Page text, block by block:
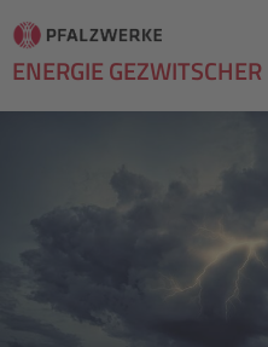
ENERGIE GEZWITSCHER